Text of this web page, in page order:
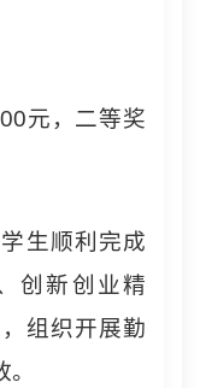
元，二等奖
生顺利完成
创新创业精
组织开展勤